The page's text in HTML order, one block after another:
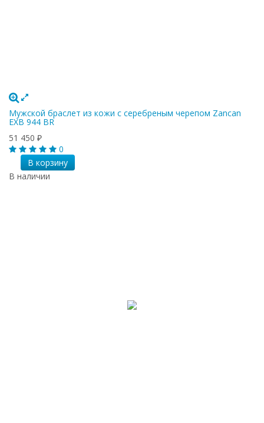
Мужской браслет из кожи с серебреным черепом Zancan
EXB 944 BR
51 450 ₽
0
В корзину
В наличии